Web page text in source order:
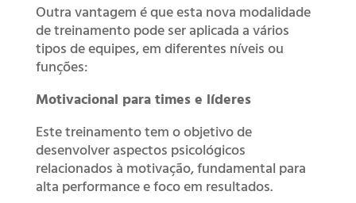
Outra vantagem é que esta nova modalidade
de treinamento pode ser aplicada a vários
tipos de equipes, em diferentes níveis ou
funções:
Motivacional para times e líderes
Este treinamento tem o objetivo de
desenvolver aspectos psicológicos
relacionados à motivação, fundamental para
alta performance e foco em resultados.